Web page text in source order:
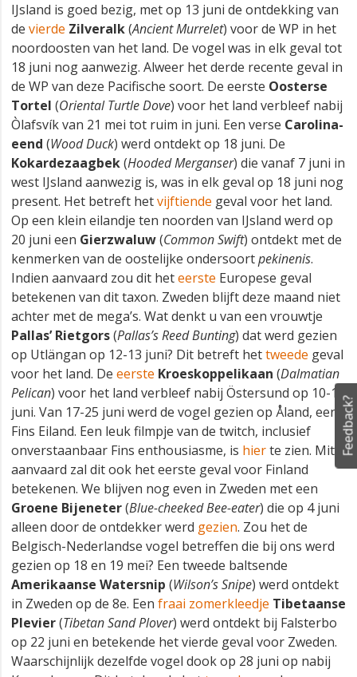
IJsland is goed bezig, met op 13 juni de ontdekking van
de vierde Zilveralk(Ancient Murrelet) voor de WP in het
noordoosten van het land. De vogel was in elk geval tot
18 juni nog aanwezig. Alweer het derde recente geval in
de WP van deze Pacifische soort. De eerste Oosterse
Tortel (Oriental Turtle Dove) voor het land verbleef nabij
Òlafsvík van 21 mei tot ruim in juni. Een verse Carolina-
eend (Wood Duck) werd ontdekt op 18 juni. De
Kokardezaagbek(Hooded Merganser) die vanaf 7 juni in
west IJsland aanwezig is, was in elk geval op 18 juni nog
present. Het betreft hetvijftiende geval voor het land.
Op een klein eilandje ten noorden van IJsland werd op
20 juni een Gierzwaluw(Common Swift) ontdekt met de
kenmerken van de oostelijke ondersoortpekinenis.
Indien aanvaard zou dit heteerste Europese geval
betekenen van dit taxon. Zweden blijft deze maand niet
achter met de mega’s. Wat denkt u van een vrouwtje
Pallas’ Rietgors(Pallas’s Reed Bunting) dat werd gezien
op Utlängan op 12-13 juni? Dit betreft hettweede geval
voor het land. De eerste Kroeskoppelikaan (Dalmatian
Pelican) voor het land verbleef nabij Östersund op 10-12
juni. Van 17-25 juni werd de vogel gezien op Åland, een
Fins Eiland. Een leuk filmpje van de twitch, inclusief
onverstaanbaar Fins enthousiasme, is hierte zien. Mits
aanvaard zal dit ook het eerste geval voor Finland
betekenen. We blijven nog even in Zweden met een
Groene Bijeneter(Blue-cheeked Bee-eater) die op 4 juni
alleen door de ontdekker werd gezien. Zou het de
Belgisch-Nederlandse vogel betreffen die bij ons werd
gezien op 18 en 19 mei? Een tweede baltsende
Amerikaanse Watersnip (Wilson’s Snipe) werd ontdekt
in Zweden op de 8e. Een fraai zomerkleedje Tibetaanse
Plevier(Tibetan Sand Plover) werd ontdekt bij Falsterbo
op 22 juni en betekende het vierde geval voor Zweden.
Waarschijnlijk dezelfde vogel dook op 28 juni op nabij
Feedback?